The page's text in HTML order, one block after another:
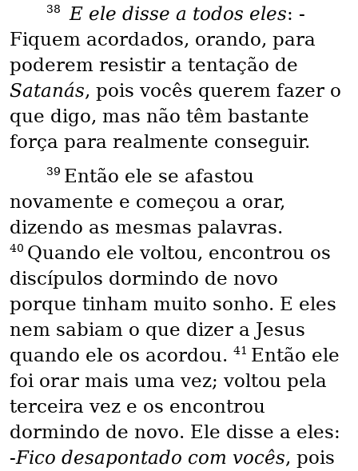
38 E ele disse a todos eles: -
Fiquem acordados, orando, para
poderem resistir a tentação de
Satanás, pois vocês querem fazer o
que digo, mas não têm bastante
força para realmente conseguir.
39 Então ele se afastou
novamente e começou a orar,
dizendo as mesmas palavras.
40 Quando ele voltou, encontrou os
discípulos dormindo de novo
porque tinham muito sonho. E eles
nem sabiam o que dizer a Jesus
quando ele os acordou. 41 Então ele
foi orar mais uma vez; voltou pela
terceira vez e os encontrou
dormindo de novo. Ele disse a eles:
-Fico desapontado com vocês, pois